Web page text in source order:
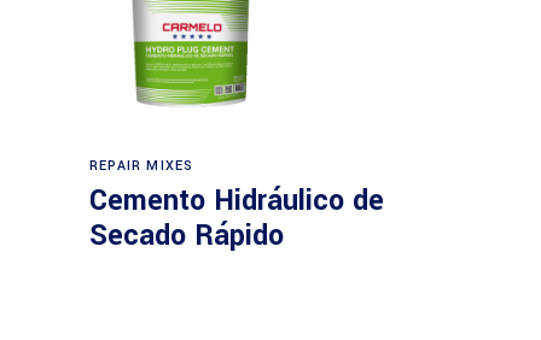
REPAIR MIXES
Cemento Hidráulico de
Secado Rápido